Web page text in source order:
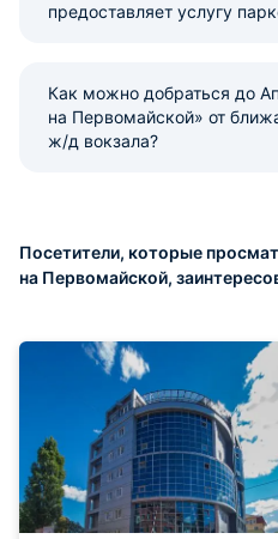
предоставляет услугу
Как можно добраться до
на Первомайской» от
ж/д вокзала?
Посетители, которые
на Первомайской,